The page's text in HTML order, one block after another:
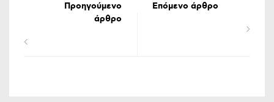
Προηγούμενο
άρθρο
Επόμενο άρθρο